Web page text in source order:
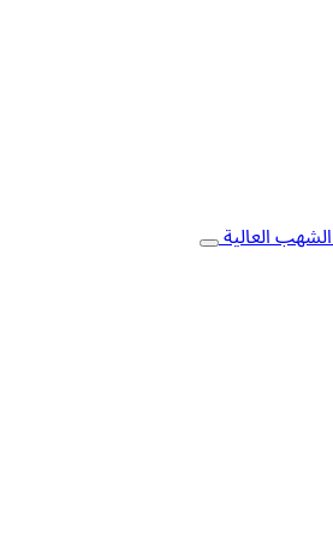
الشهب العالية